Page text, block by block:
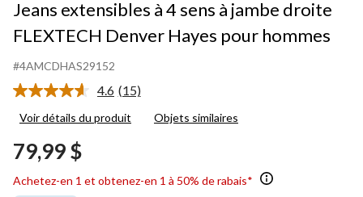
Jeans extensibles à 4 sens à jambe droite
FLEXTECH Denver Hayes pour hommes
#4AMCDHAS29152
4.6 Lire
15
même
(15)
Voir détails du produit Objets similaires
79,99 $
Achetez-en 1 et obtenez-en 1 à 50% de rabais*